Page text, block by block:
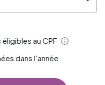
au CPF
Aide
dans l'année